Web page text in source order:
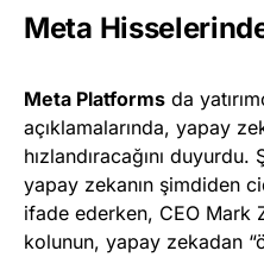
Meta
Meta Platforms da
açıklamalarında, yapay
hızlandıracağını duyurdu.
yapay zekanın şimdiden
ifade ederken, CEO Mark
kolunun, yapay zekadan